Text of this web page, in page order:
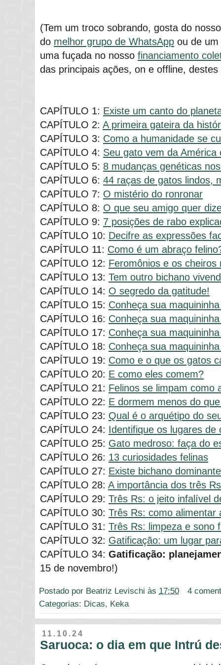
(Tem um troco sobrando, gosta do
do melhor grupo de WhatsApp ou de um
uma fuçada no nosso financiamento
das principais ações, on e offline,
CAPÍTULO 1: Existe um canto do
CAPÍTULO 2: A primeira gateira da
CAPÍTULO 3: Como a humanidade se
CAPÍTULO 4: Seu gato vem da América
CAPÍTULO 5: 8 mudanças genéticas
CAPÍTULO 6: 44 raças de gatos lindos,
CAPÍTULO 7: O mistério do ronronar
CAPÍTULO 8: O que seu amigo quer
CAPÍTULO 9: 7 posições de rabo
CAPÍTULO 10: Decifre as expressões
CAPÍTULO 11: Como é um abraço
CAPÍTULO 12: Feromônios e os cheiros
CAPÍTULO 13: Tem outro bichano
CAPÍTULO 14: O segredo da gatitude!
CAPÍTULO 15: Conheça sua
CAPÍTULO 16: Conheça sua
CAPÍTULO 17: Conheça sua
CAPÍTULO 18: Conheça sua
CAPÍTULO 19: Como e o que os gatos
CAPÍTULO 20: E como eles comem?
CAPÍTULO 21: Felinos se limpam como
CAPÍTULO 22: E dormem menos do
CAPÍTULO 23: Qual é o arquétipo do
CAPÍTULO 24: Identifique os lugares de
CAPÍTULO 25: Gato medroso: faça do
CAPÍTULO 26: 13 curiosidades felinas
CAPÍTULO 27: Existe bichano
CAPÍTULO 28: A importância dos três
CAPÍTULO 29: Três Rs: o jeito infalível
CAPÍTULO 30: Três Rs: como alimentar
CAPÍTULO 31: Três Rs: limpeza e sono
CAPÍTULO 32: Gatificação: um lugar
CAPÍTULO 34: Gatificação:
15 de novembro!)
Postado por Beatriz Levischi às 17:50
4
Categorias: Dicas, Keka
11.10.24
Saruoca: o dia em que Intrú